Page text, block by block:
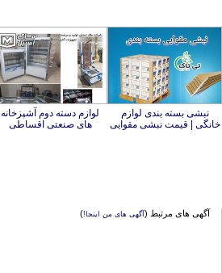
نبشی بسته بندی لوازم
خانگی | قیمت نبشی مقوایی
لوازم دسته دوم آشپزخانه
های صنعتی اقساطی
آگهی های مرتبط (آگهی های من اینجا!)